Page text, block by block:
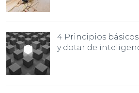
4 Principios
y dotar de